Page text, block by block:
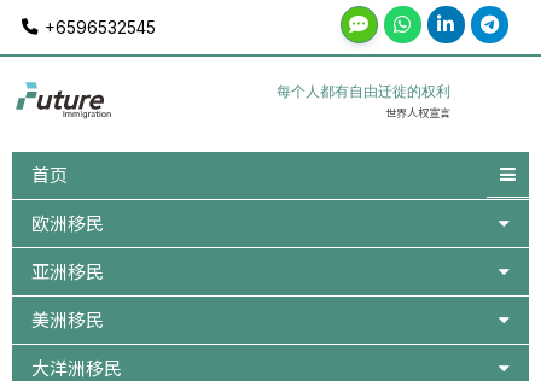
content
+6596532545
每个人都有自由迁徙的权利
世界人权宣言
首页
欧洲移民
亚洲移民
美洲移民
大洋洲移民